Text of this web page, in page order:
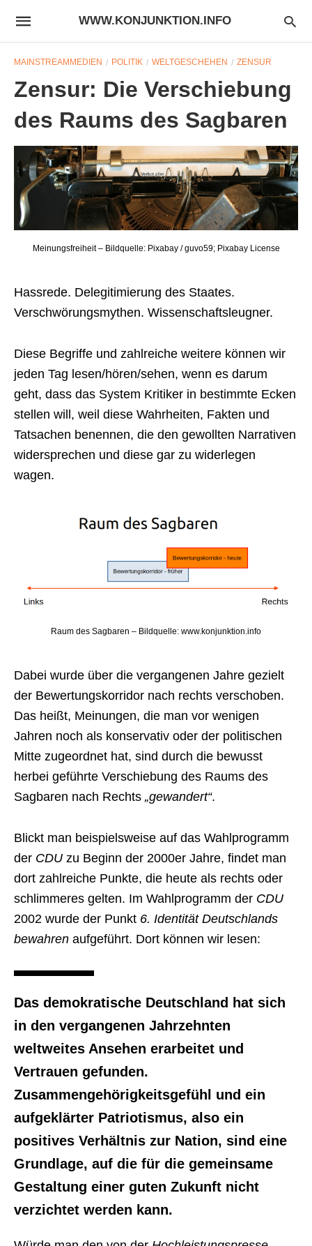
WWW.KONJUNKTION.INFO
MAINSTREAMMEDIEN POLITIK WELTGESCHEHEN ZENSUR
Zensur: Die Verschiebung
des Raums des Sagbaren
Meinungsfreiheit – Bildquelle: Pixabay / guvo59; Pixabay License
Hassrede. Delegitimierung des Staates.
Verschwörungsmythen. Wissenschaftsleugner.
Diese Begriffe und zahlreiche weitere können wir
jeden Tag lesen/hören/sehen, wenn es darum
geht, dass das System Kritiker in bestimmte Ecken
stellen will, weil diese Wahrheiten, Fakten und
Tatsachen benennen, die den gewollten Narrativen
widersprechen und diese gar zu widerlegen
wagen.
Raum des Sagbaren – Bildquelle: www.konjunktion.info
Dabei wurde über die vergangenen Jahre gezielt
der Bewertungskorridor nach rechts verschoben.
Das heißt, Meinungen, die man vor wenigen
Jahren noch als konservativ oder der politischen
Mitte zugeordnet hat, sind durch die bewusst
herbei geführte Verschiebung des Raums des
Sagbaren nach Rechts „gewandert“.
Blickt man beispielsweise auf das Wahlprogramm
der CDU zu Beginn der 2000er Jahre, findet man
dort zahlreiche Punkte, die heute als rechts oder
schlimmeres gelten. Im Wahlprogramm der CDU
2002 wurde der Punkt 6. Identität Deutschlands
bewahren aufgeführt. Dort können wir lesen:
Das demokratische Deutschland hat sich
in den vergangenen Jahrzehnten
weltweites Ansehen erarbeitet und
Vertrauen gefunden.
Zusammengehörigkeitsgefühl und ein
aufgeklärter Patriotismus, also ein
positives Verhältnis zur Nation, sind eine
Grundlage, auf die für die gemeinsame
Gestaltung einer guten Zukunft nicht
verzichtet werden kann.